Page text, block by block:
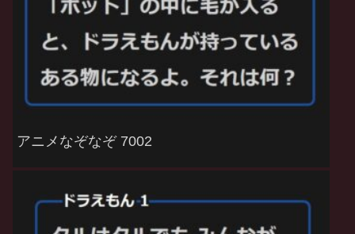
アニメなぞなぞ 7002